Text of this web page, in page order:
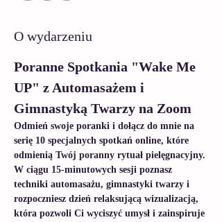
O wydarzeniu
Poranne Spotkania "Wake Me
UP" z Automasażem i
Gimnastyką Twarzy na Zoom
Odmień swoje poranki i dołącz do mnie na
serię 10 specjalnych spotkań online, które
odmienią Twój poranny rytuał pielęgnacyjny.
W ciągu 15-minutowych sesji poznasz
techniki automasażu, gimnastyki twarzy i
rozpoczniesz dzień relaksującą wizualizacją,
która pozwoli Ci wyciszyć umysł i zainspiruje